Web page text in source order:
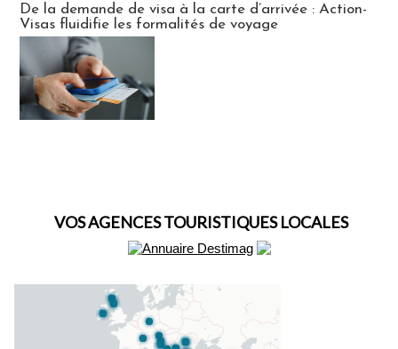
De la demande de visa à la carte d’arrivée : Action-
Visas fluidifie les formalités de voyage
VOS AGENCES TOURISTIQUES LOCALES